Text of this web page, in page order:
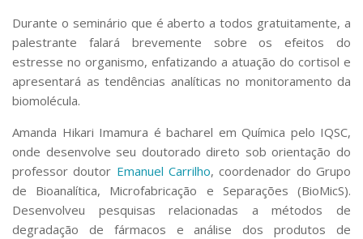
Defesa de Teses
Durante o seminário que é aberto a todos gratuitamente, a
palestrante falará brevemente sobre os efeitos do
estresse no organismo, enfatizando a atuação do cortisol e
apresentará as tendências analíticas no monitoramento da
biomolécula.
Amanda Hikari Imamura é bacharel em Química pelo IQSC,
onde desenvolve seu doutorado direto sob orientação do
professor doutor Emanuel Carrilho, coordenador do Grupo
de Bioanalítica, Microfabricação e Separações (BioMicS).
Desenvolveu pesquisas relacionadas a métodos de
degradação de fármacos e análise dos produtos de